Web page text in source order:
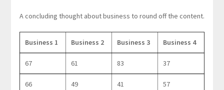
A concluding thought about business to round off the content.
Business 1 Business 2 Business 3 Business 4
67 61 83 37
66 49 41 57